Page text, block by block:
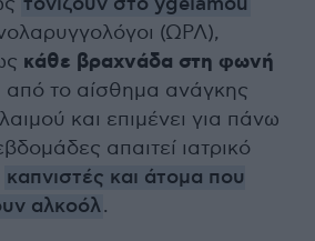
(ΩΡΛ),
κάθε βραχνάδα στη φωνή
από το αίσθημα ανάγκης
και επιμένει για πάνω
απαιτεί ιατρικό
καπνιστές και άτομα που
αλκοόλ.